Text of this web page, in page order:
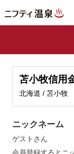
苫小牧信用
北海道 / 苫小牧
ニックネーム
ゲスト さん